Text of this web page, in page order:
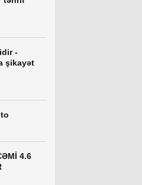
-
şikayət
4.6